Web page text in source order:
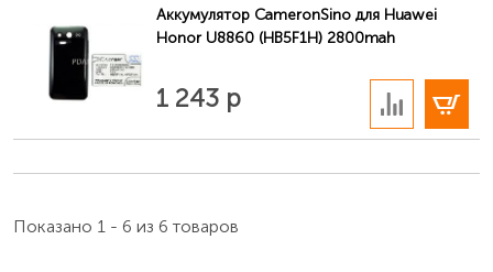
Аккумулятор CameronSino для Huawei
Honor U8860 (HB5F1H) 2800mah
1 243 р
Показано 1 - 6 из 6 товаров